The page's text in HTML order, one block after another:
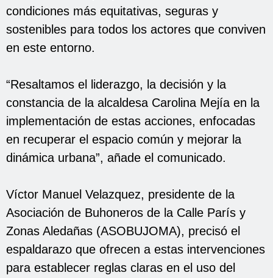
condiciones más equitativas, seguras y
sostenibles para todos los actores que conviven
en este entorno.
“Resaltamos el liderazgo, la decisión y la
constancia de la alcaldesa Carolina Mejía en la
implementación de estas acciones, enfocadas
en recuperar el espacio común y mejorar la
dinámica urbana”, añade el comunicado.
Víctor Manuel Velazquez, presidente de la
Asociación de Buhoneros de la Calle París y
Zonas Aledañas (ASOBUJOMA), precisó el
espaldarazo que ofrecen a estas intervenciones
para establecer reglas claras en el uso del